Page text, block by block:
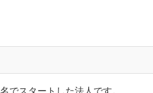
でスタートした法人です。